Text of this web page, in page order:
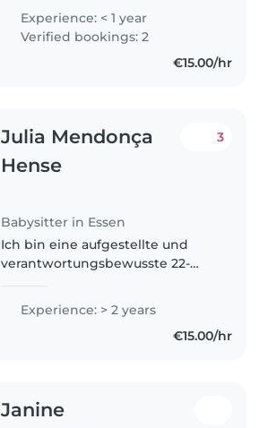
provide loving care for your little
ones. I have experience with
babies, toddlers, and
Experience: < 1 year
Verified bookings: 2
€15.00/hr
Julia Mendonça
Hense
Babysitter in Essen
3
Ich bin eine aufgestellte und
verantwortungsbewusste 22-
umfangreicher Erfahrung in der
Betreuung von Kleinkindern bis
hin zu Grundschulkindern. Ich
Experience: > 2 years
€15.00/hr
Janine